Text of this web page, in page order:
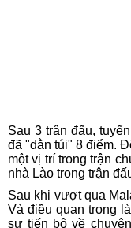
Sau 3 trận đấu,
đã "dằn túi" 8 điểm.
một vị trí trong trận
nhà Lào trong trận
Sau khi vượt qua
Và điều quan trọng
sự tiến bộ về